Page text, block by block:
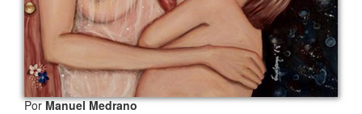
PorManuel Medrano